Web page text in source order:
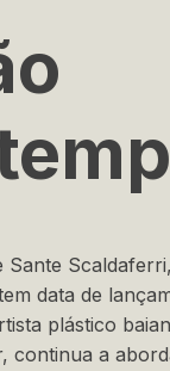
Sante
data de
plástico
continua a